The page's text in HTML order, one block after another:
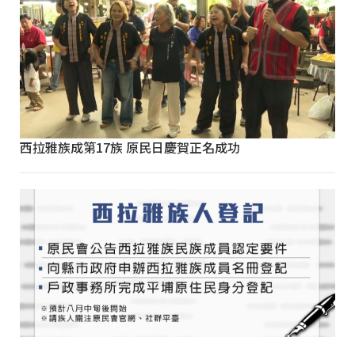
西拉雅族成第17族 原民日慶賀正名成功